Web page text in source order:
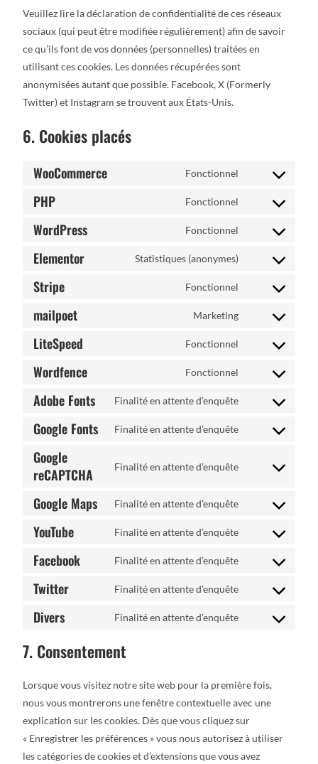
Veuillez lire la déclaration de confidentialité de ces réseaux
sociaux (qui peut être modifiée régulièrement) afin de savoir
ce qu’ils font de vos données (personnelles) traitées en
utilisant ces cookies. Les données récupérées sont
anonymisées autant que possible. Facebook, X (Formerly
Twitter) et Instagram se trouvent aux États-Unis.
6. Cookies placés
WooCommerce Fonctionnel
PHP Fonctionnel
WordPress Fonctionnel
Elementor Statistiques (anonymes)
Stripe Fonctionnel
mailpoet Marketing
LiteSpeed Fonctionnel
Wordfence Fonctionnel
Adobe Fonts Finalité en attente d’enquête
Google Fonts Finalité en attente d’enquête
Google
reCAPTCHA
Finalité en attente d’enquête
Google Maps Finalité en attente d’enquête
YouTube Finalité en attente d’enquête
Facebook Finalité en attente d’enquête
Twitter Finalité en attente d’enquête
Divers Finalité en attente d’enquête
7. Consentement
Lorsque vous visitez notre site web pour la première fois,
nous vous montrerons une fenêtre contextuelle avec une
explication sur les cookies. Dès que vous cliquez sur
« Enregistrer les préférences » vous nous autorisez à utiliser
les catégories de cookies et d’extensions que vous avez